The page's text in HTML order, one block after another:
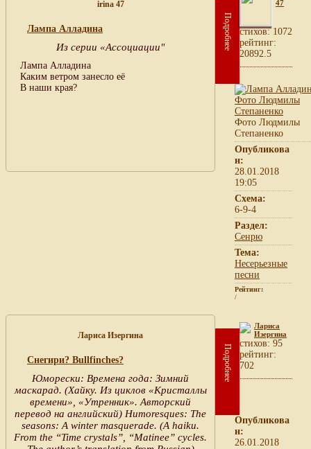
irina 47
Лампа Алладина
Из серии «Ассоциации"
Лампа Алладина
Каким ветром занесло её
В наши края?
Подробнее
47
cтихов: 1072
рейтинг:
20892.5
Фото Людмилы
Степаненко
Опубликова
н:
28.01.2018
19:05
Схема:
6-9-4
Раздел:
Сенрю
Тема:
Несерьезные
песни
Рейтинг:
/
Лариса Изергина
Снегири? Bullfinches?
Юморески: Времена года: Зимний
маскарад. (Хайку. Из циклов «Кристаллы
времени», «Утренник». Авторский
перевод на английский) Humoresques: The
seasons: A winter masquerade. (A haiku.
From the “Time crystals”, “Matinee” cycles.
Подробнее
Лариса
Изергина
cтихов: 95
рейтинг:
702
Опубликова
н:
26.01.2018